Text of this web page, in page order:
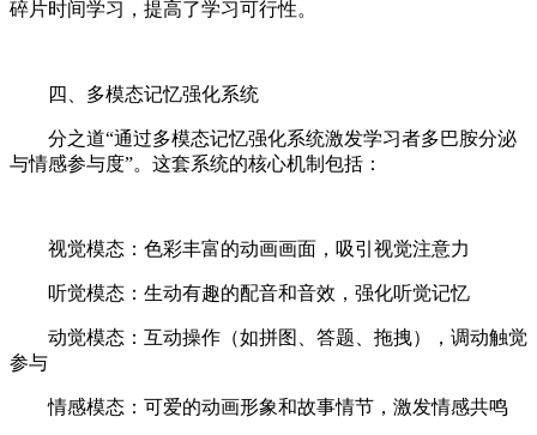
碎片时间学习，提高了学习可行性。
四、多模态记忆强化系统
分之道“通过多模态记忆强化系统激发学习者多巴胺分泌
与情感参与度”。这套系统的核心机制包括：
视觉模态：色彩丰富的动画画面，吸引视觉注意力
听觉模态：生动有趣的配音和音效，强化听觉记忆
动觉模态：互动操作（如拼图、答题、拖拽），调动触觉
参与
情感模态：可爱的动画形象和故事情节，激发情感共鸣